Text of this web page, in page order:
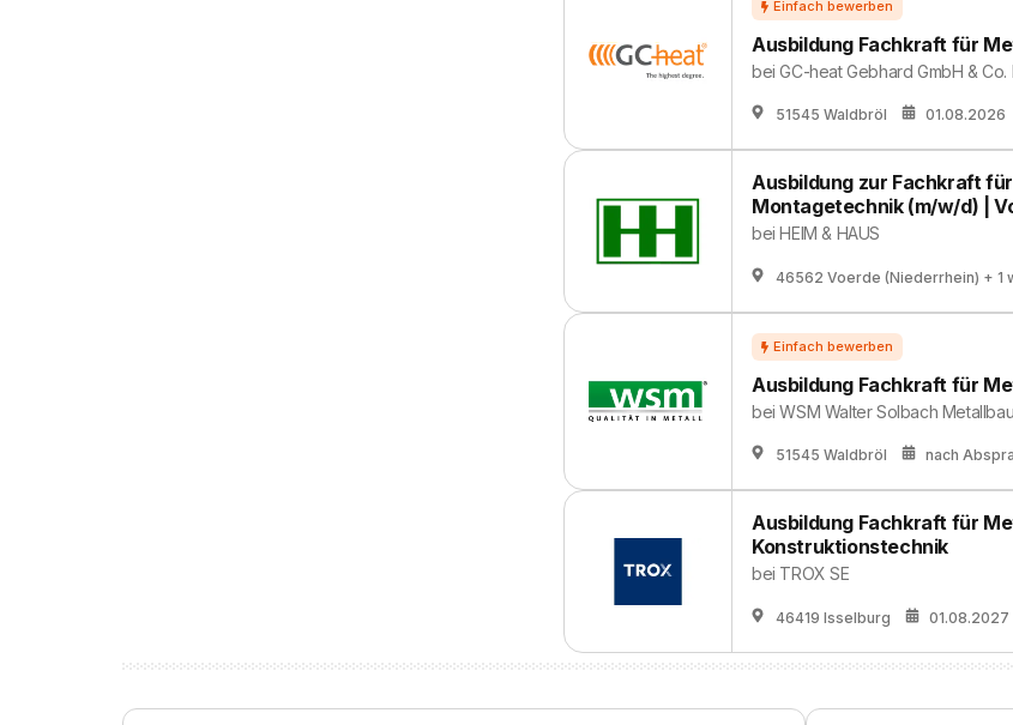
Ausbildung Fachkraft für
beiGC-heat Gebhard GmbH & Co.
51545 Waldbröl 01.08.2026
Ausbildung zur Fachkraft
Montagetechnik (m/w/d) |
beiHEIM & HAUS
46562 Voerde (Niederrhein) + 1
Ausbildung Fachkraft für
beiWSM Walter Solbach
51545 Waldbröl nach
Ausbildung Fachkraft für
Konstruktionstechnik
bei TROX SE
46419 Isselburg 01.08.2027